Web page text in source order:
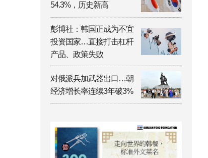
54.3%，历史新高
彭博社：韩国正成为不宜
投资国家…直接打击杠杆
产品、政策失败
对俄派兵加武器出口…朝
经济增长率连续3年破3%